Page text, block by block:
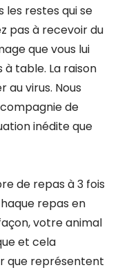
les restes qui se
pas à recevoir du
que vous lui
table. La raison
au virus. Nous
de
inédite que
de repas à 3 fois
repas en
votre animal
et cela
que représentent